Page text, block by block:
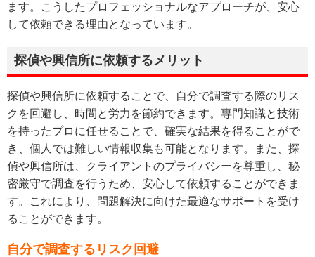
ます。こうしたプロフェッショナルなアプローチが、安心
して依頼できる理由となっています。
探偵や興信所に依頼するメリット
探偵や興信所に依頼することで、自分で調査する際のリス
クを回避し、時間と労力を節約できます。専門知識と技術
を持ったプロに任せることで、確実な結果を得ることがで
き、個人では難しい情報収集も可能となります。また、探
偵や興信所は、クライアントのプライバシーを尊重し、秘
密厳守で調査を行うため、安心して依頼することができま
す。これにより、問題解決に向けた最適なサポートを受け
ることができます。
自分で調査するリスク回避